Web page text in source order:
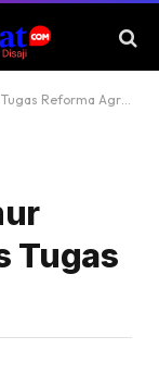
Reforma Agraria
Tugas